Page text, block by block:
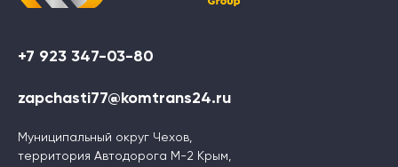
+7 923 347-03-80
zapchasti77@komtrans24.ru
Муниципальный округ Чехов,
территория Автодорога М-2 Крым,